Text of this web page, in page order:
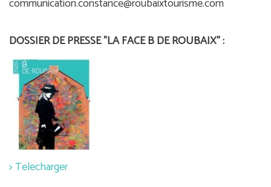
communication.constance@roubaixtourisme.com
DOSSIER DE PRESSE "LA FACE B DE ROUBAIX" :
> Telecharger